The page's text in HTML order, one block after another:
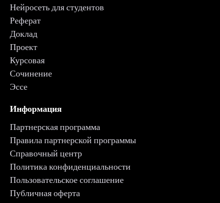
Нейросеть для студентов
Реферат
Доклад
Проект
Курсовая
Сочинение
Эссе
Информация
Партнерская программа
Правила партнерской программы
Справочный центр
Политика конфиденциальности
Пользовательское соглашение
Публичная оферта